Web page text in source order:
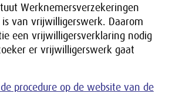
Werknemersverzekeringen
van vrijwilligerswerk. Daarom
een vrijwilligersverklaring nodig
er vrijwilligerswerk gaat
procedure op de website van de